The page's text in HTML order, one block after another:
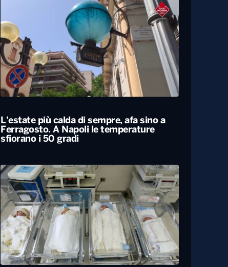
L’estate più calda di sempre, afa sino a
Ferragosto. A Napoli le temperature
sfiorano i 50 gradi